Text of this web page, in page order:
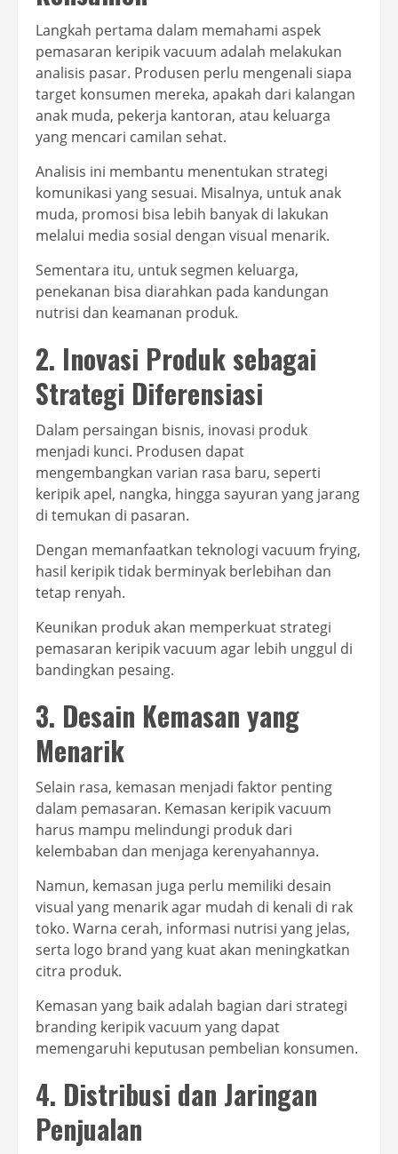
Langkah pertama dalam memahami aspek
pemasaran keripik vacuum adalah melakukan
analisis pasar. Produsen perlu mengenali siapa
target konsumen mereka, apakah dari kalangan
anak muda, pekerja kantoran, atau keluarga
yang mencari camilan sehat.
Analisis ini membantu menentukan strategi
komunikasi yang sesuai. Misalnya, untuk anak
muda, promosi bisa lebih banyak di lakukan
melalui media sosial dengan visual menarik.
Sementara itu, untuk segmen keluarga,
penekanan bisa diarahkan pada kandungan
nutrisi dan keamanan produk.
2. Inovasi Produk sebagai
Strategi Diferensiasi
Dalam persaingan bisnis, inovasi produk
menjadi kunci. Produsen dapat
mengembangkan varian rasa baru, seperti
keripik apel, nangka, hingga sayuran yang jarang
di temukan di pasaran.
Dengan memanfaatkan teknologi vacuum frying,
hasil keripik tidak berminyak berlebihan dan
tetap renyah.
Keunikan produk akan memperkuat strategi
pemasaran keripik vacuum agar lebih unggul di
bandingkan pesaing.
3. Desain Kemasan yang
Menarik
Selain rasa, kemasan menjadi faktor penting
dalam pemasaran. Kemasan keripik vacuum
harus mampu melindungi produk dari
kelembaban dan menjaga kerenyahannya.
Namun, kemasan juga perlu memiliki desain
visual yang menarik agar mudah di kenali di rak
toko. Warna cerah, informasi nutrisi yang jelas,
serta logo brand yang kuat akan meningkatkan
citra produk.
Kemasan yang baik adalah bagian dari strategi
branding keripik vacuum yang dapat
memengaruhi keputusan pembelian konsumen.
4. Distribusi dan Jaringan
Penjualan